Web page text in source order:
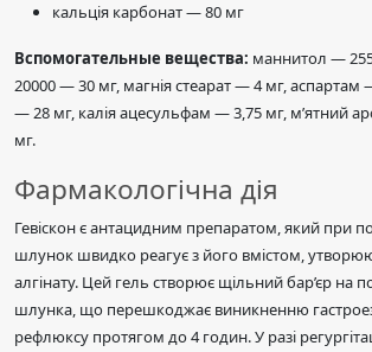
кальція карбонат — 80 мг
Вспомогательные вещества: маннитол —
20000 — 30 мг, магнія стеарат — 4 мг, аспартам
— 28 мг, калія ацесульфам — 3,75 мг, м’ятний
мг.
Фармакологічна дія
Гевіскон є антацидним препаратом, який при
шлунок швидко реагує з його вмістом,
алгінату. Цей гель створює щільний бар’єр на
шлунка, що перешкоджає виникненню
рефлюксу протягом до 4 годин. У разі